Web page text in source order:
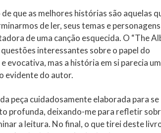
que as melhores histórias são aquelas
de ler, seus temas e personagens
de uma canção esquecida. O “The
interessantes sobre o papel do
evocativa, mas a história em si parecia um
evidente do autor.
peça cuidadosamente elaborada para se
profunda, deixando-me para refletir
a leitura. No final, o que tirei deste